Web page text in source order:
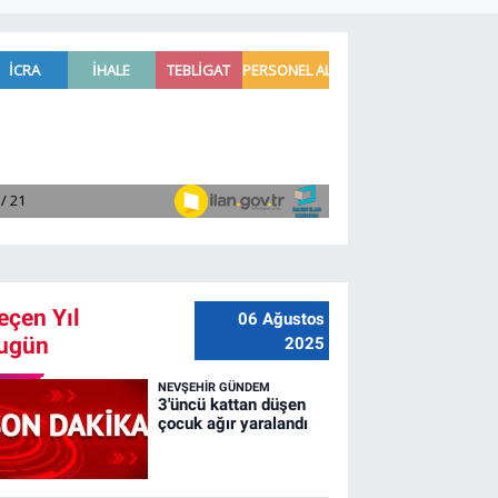
Yıl
06 Ağustos
2025
NEVŞEHIR GÜNDEM
3'üncü kattan düşen
çocuk ağır yaralandı